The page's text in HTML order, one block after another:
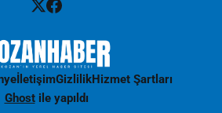
İletişimGizlilikHizmet Şartları
Ghostile yapıldı